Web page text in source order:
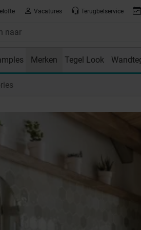
Vacatures Terugbelservice
Merken Tegel Look